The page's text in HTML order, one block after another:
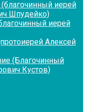
иерей
Шпудейко)
иерей
Алексей
(Благочинный
Кустов)